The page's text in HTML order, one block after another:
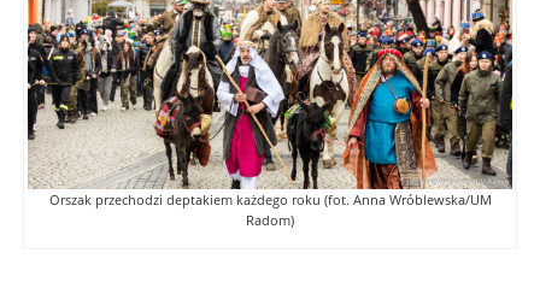
Orszak przechodzi deptakiem każdego roku (fot. Anna Wróblewska/UM
Radom)